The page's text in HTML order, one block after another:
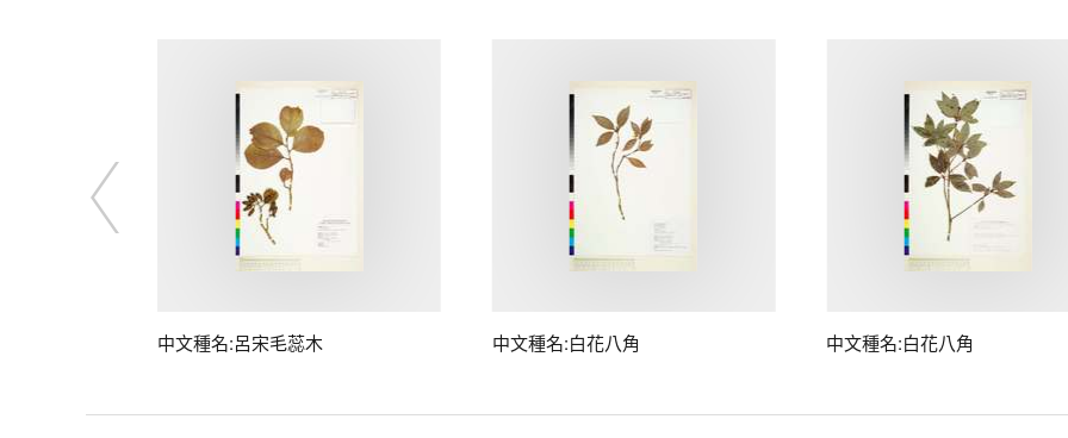
中文種名:呂宋毛蕊木 中文種名:白花八角 中文種名:白花八角